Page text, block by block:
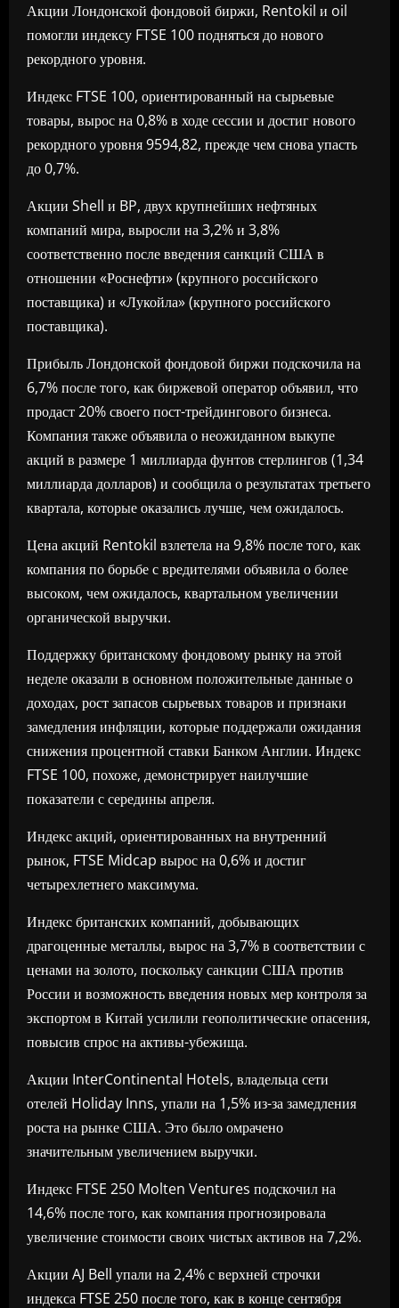
Акции Лондонской фондовой биржи, Rentokil и oil
помогли индексу FTSE 100 подняться до нового
рекордного уровня.
Индекс FTSE 100, ориентированный на сырьевые
товары, вырос на 0,8% в ходе сессии и достиг нового
рекордного уровня 9594,82, прежде чем снова упасть
до 0,7%.
Акции Shell и BP, двух крупнейших нефтяных
компаний мира, выросли на 3,2% и 3,8%
соответственно после введения санкций США в
отношении «Роснефти» (крупного российского
поставщика) и «Лукойла» (крупного российского
поставщика).
Прибыль Лондонской фондовой биржи подскочила на
6,7% после того, как биржевой оператор объявил, что
продаст 20% своего пост-трейдингового бизнеса.
Компания также объявила о неожиданном выкупе
акций в размере 1 миллиарда фунтов стерлингов (1,34
миллиарда долларов) и сообщила о результатах третьего
квартала, которые оказались лучше, чем ожидалось.
Цена акций Rentokil взлетела на 9,8% после того, как
компания по борьбе с вредителями объявила о более
высоком, чем ожидалось, квартальном увеличении
органической выручки.
Поддержку британскому фондовому рынку на этой
неделе оказали в основном положительные данные о
доходах, рост запасов сырьевых товаров и признаки
замедления инфляции, которые поддержали ожидания
снижения процентной ставки Банком Англии. Индекс
FTSE 100, похоже, демонстрирует наилучшие
показатели с середины апреля.
Индекс акций, ориентированных на внутренний
рынок, FTSE Midcap вырос на 0,6% и достиг
четырехлетнего максимума.
Индекс британских компаний, добывающих
драгоценные металлы, вырос на 3,7% в соответствии с
ценами на золото, поскольку санкции США против
России и возможность введения новых мер контроля за
экспортом в Китай усилили геополитические опасения,
повысив спрос на активы-убежища.
Акции InterContinental Hotels, владельца сети
отелей Holiday Inns, упали на 1,5% из-за замедления
роста на рынке США. Это было омрачено
значительным увеличением выручки.
Индекс FTSE 250 Molten Ventures подскочил на
14,6% после того, как компания прогнозировала
увеличение стоимости своих чистых активов на 7,2%.
Акции AJ Bell упали на 2,4% с верхней строчки
индекса FTSE 250 после того, как в конце сентября